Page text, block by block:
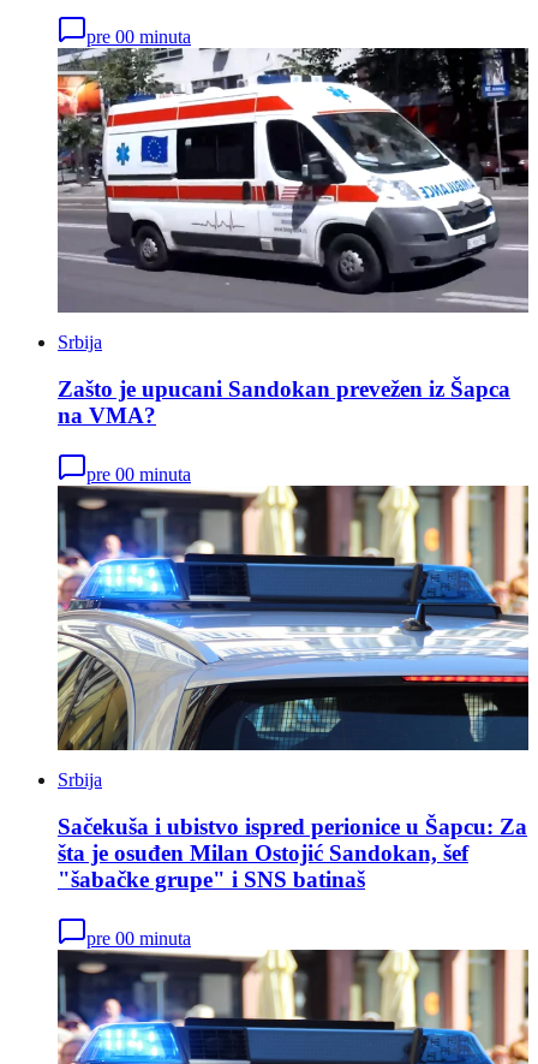
pre 00 minuta
Srbija
Zašto je upucani Sandokan prevežen iz Šapca
na VMA?
pre 00 minuta
Srbija
Sačekuša i ubistvo ispred perionice u Šapcu: Za
šta je osuđen Milan Ostojić Sandokan, šef
"šabačke grupe" i SNS batinaš
pre 00 minuta